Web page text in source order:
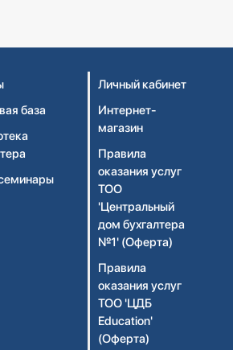
база
Личный кабинет
Интернет-
магазин
Правила
оказания услуг
ТОО
'Центральный
дом бухгалтера
№1' (Оферта)
Правила
оказания услуг
ТОО 'ЦДБ
Education'
(Оферта)